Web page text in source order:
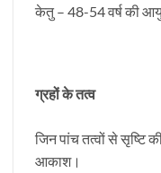
केतु – 48-54 वर्ष की आयु
ग्रहों के तत्व
जिन पांच तत्वों से सृष्टि
आकाश।